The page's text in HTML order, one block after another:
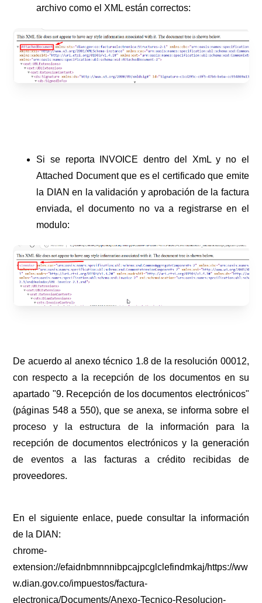
archivo como el XML están correctos:
Si se reporta INVOICE dentro del XmL y no el
Attached Document que es el certificado que emite
la DIAN en la validación y aprobación de la factura
enviada, el documento no va a registrarse en el
modulo:
De acuerdo al anexo técnico 1.8 de la resolución 00012,
con respecto a la recepción de los documentos en su
apartado "9. Recepción de los documentos electrónicos"
(páginas 548 a 550), que se anexa, se informa sobre el
proceso y la estructura de la información para la
recepción de documentos electrónicos y la generación
de eventos a las facturas a crédito recibidas de
proveedores.
En el siguiente enlace, puede consultar la información
de la DIAN:
chrome-
extension://efaidnbmnnnibpcajpcglclefindmkaj/https://ww
w.dian.gov.co/impuestos/factura-
electronica/Documents/Anexo-Tecnico-Resolucion-